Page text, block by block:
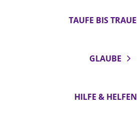
TAUFE BIS
GLAUBE
HILFE & HELFEN